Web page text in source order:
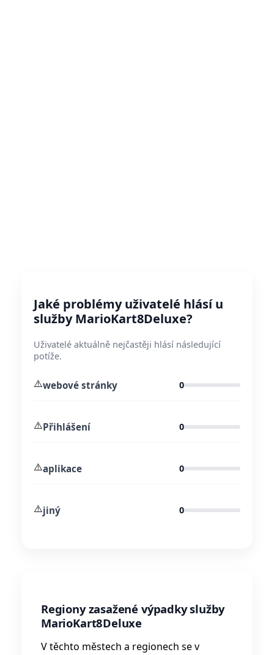
Jaké problémy uživatelé hlásí u
služby MarioKart8Deluxe?
Uživatelé aktuálně nejčastěji hlásí následující
potíže.
⚠️webové stránky 0
⚠️Přihlášení 0
⚠️aplikace 0
⚠️jiný 0
Regiony zasažené výpadky služby
MarioKart8Deluxe
V těchto městech a regionech se v